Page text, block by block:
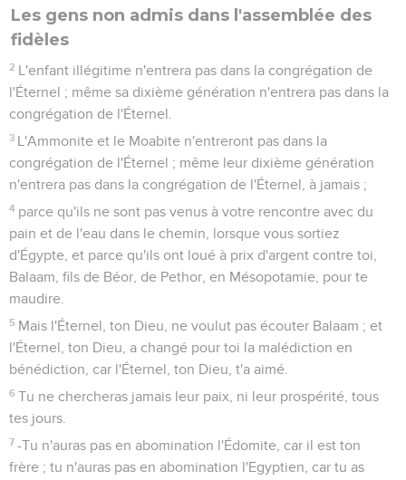
Les gens non admis dans l'assemblée des
fidèles
2 L'enfant illégitime n'entrera pas dans la congrégation de
l'Éternel ; même sa dixième génération n'entrera pas dans la
congrégation de l'Éternel.
3 L'Ammonite et le Moabite n'entreront pas dans la
congrégation de l'Éternel ; même leur dixième génération
n'entrera pas dans la congrégation de l'Éternel, à jamais ;
4 parce qu'ils ne sont pas venus à votre rencontre avec du
pain et de l'eau dans le chemin, lorsque vous sortiez
d'Égypte, et parce qu'ils ont loué à prix d'argent contre toi,
Balaam, fils de Béor, de Pethor, en Mésopotamie, pour te
maudire.
5 Mais l'Éternel, ton Dieu, ne voulut pas écouter Balaam ; et
l'Éternel, ton Dieu, a changé pour toi la malédiction en
bénédiction, car l'Éternel, ton Dieu, t'a aimé.
6 Tu ne chercheras jamais leur paix, ni leur prospérité, tous
tes jours.
7 -Tu n'auras pas en abomination l'Édomite, car il est ton
frère ; tu n'auras pas en abomination l'Egyptien, car tu as